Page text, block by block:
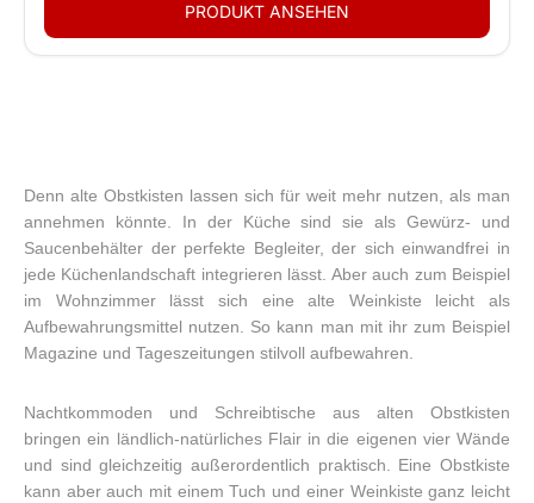
Denn alte Obstkisten lassen sich für weit mehr nutzen, als man
annehmen könnte. In der Küche sind sie als Gewürz- und
Saucenbehälter der perfekte Begleiter, der sich einwandfrei in
jede Küchenlandschaft integrieren lässt. Aber auch zum Beispiel
im Wohnzimmer lässt sich eine alte Weinkiste leicht als
Aufbewahrungsmittel nutzen. So kann man mit ihr zum Beispiel
Magazine und Tageszeitungen stilvoll aufbewahren.
Nachtkommoden und Schreibtische aus alten Obstkisten
bringen ein ländlich-natürliches Flair in die eigenen vier Wände
und sind gleichzeitig außerordentlich praktisch. Eine Obstkiste
kann aber auch mit einem Tuch und einer Weinkiste ganz leicht